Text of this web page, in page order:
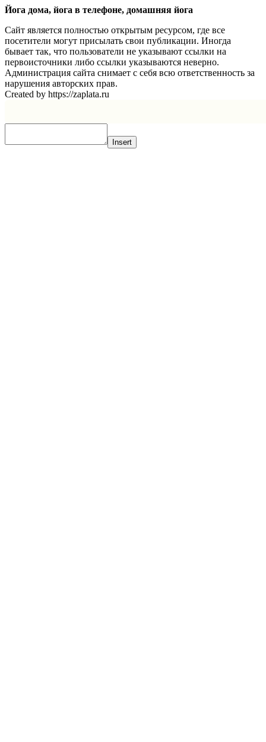
Йога дома, йога в телефоне, домашняя йога
Сайт является полностью открытым ресурсом, где все
посетители могут присылать свои публикации. Иногда
бывает так, что пользователи не указывают ссылки на
первоисточники либо ссылки указываются неверно.
Администрация сайта снимает с себя всю ответственность за
нарушения авторских прав.
Created by https://zaplata.ru
Insert